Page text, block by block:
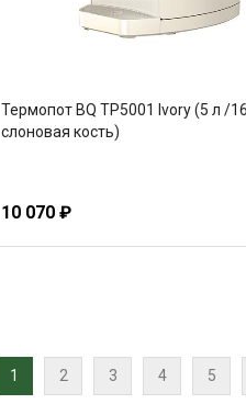
Термопот BQ TP5001 Ivory (5 л /
слоновая кость)
10 070 ₽
1 2 3 4 5